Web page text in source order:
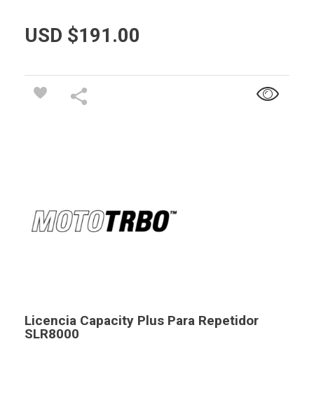
USD $191.00
Licencia Capacity Plus Para Repetidor
SLR8000